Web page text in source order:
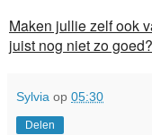
Maken jullie zelf ook
juist nog niet zo goed?
Sylvia op 05:30
Delen